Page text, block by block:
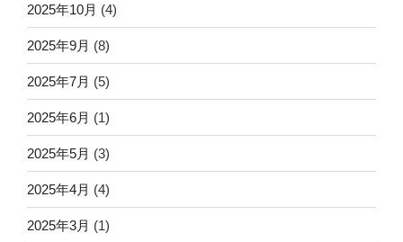
2025年10月 (4)
2025年9月 (8)
2025年7月 (5)
2025年6月 (1)
2025年5月 (3)
2025年4月 (4)
2025年3月 (1)